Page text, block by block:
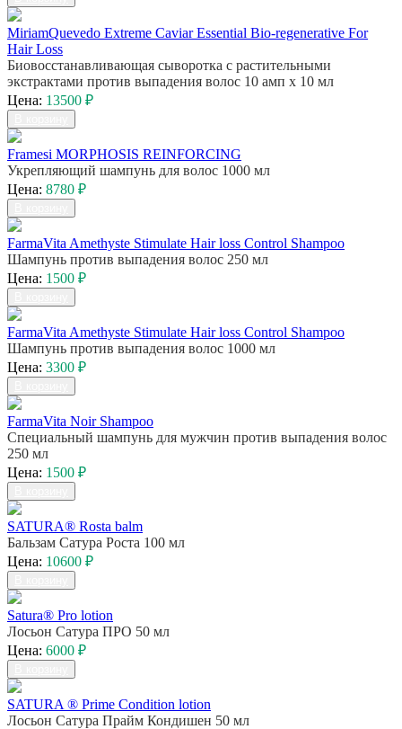
MiriamQuevedo Extreme Caviar Essential Bio-regenerative For
Hair Loss
Биовосстанавливающая сыворотка с растительными
экстрактами против выпадения волос 10 амп х 10 мл
Цена: 13500 ₽
Framesi MORPHOSIS REINFORCING
Укрепляющий шампунь для волос 1000 мл
Цена: 8780 ₽
FarmaVita Amethyste Stimulate Hair loss Control Shampoo
Шампунь против выпадения волос 250 мл
Цена: 1500 ₽
FarmaVita Amethyste Stimulate Hair loss Control Shampoo
Шампунь против выпадения волос 1000 мл
Цена: 3300 ₽
FarmaVita Noir Shampoo
Специальный шампунь для мужчин против выпадения волос
250 мл
Цена: 1500 ₽
SATURA® Rosta balm
Бальзам Сатура Роста 100 мл
Цена: 10600 ₽
Satura® Pro lotion
Лосьон Сатура ПРО 50 мл
Цена: 6000 ₽
SATURA ® Prime Condition lotion
Лосьон Сатура Прайм Кондишен 50 мл